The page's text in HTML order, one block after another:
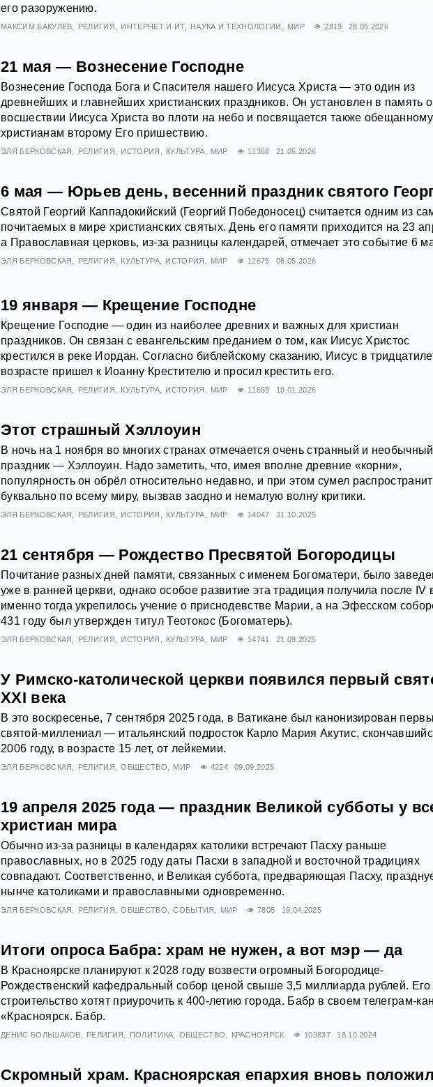
его разоружению.
МАКСИМ БАКУЛЕВ РЕЛИГИЯ ИНТЕРНЕТ И ИТ НАУКА И ТЕХНОЛОГИИ МИР 2819 28.05.2026
21 мая — Вознесение Господне
Вознесение Господа Бога и Спасителя нашего Иисуса Христа — это один из
древнейших и главнейших христианских праздников. Он установлен в память о
восшествии Иисуса Христа во плоти на небо и посвящается также обещанному
христианам второму Его пришествию.
ЭЛЯ БЕРКОВСКАЯ РЕЛИГИЯ ИСТОРИЯ КУЛЬТУРА МИР 11358 21.05.2026
6 мая — Юрьев день, весенний праздник святого
Святой Георгий Каппадокийский (Георгий Победоносец) считается одним из
почитаемых в мире христианских святых. День его памяти приходится на 23
а Православная церковь, из-за разницы календарей, отмечает это событие 6
ЭЛЯ БЕРКОВСКАЯ РЕЛИГИЯ КУЛЬТУРА ИСТОРИЯ МИР 12675 06.05.2026
19 января — Крещение Господне
Крещение Господне — один из наиболее древних и важных для христиан
праздников. Он связан с евангельским преданием о том, как Иисус Христос
крестился в реке Иордан. Согласно библейскому сказанию, Иисус в
возрасте пришел к Иоанну Крестителю и просил крестить его.
ЭЛЯ БЕРКОВСКАЯ РЕЛИГИЯ КУЛЬТУРА ИСТОРИЯ МИР 11659 19.01.2026
Этот страшный Хэллоуин
В ночь на 1 ноября во многих странах отмечается очень странный и необычный
праздник — Хэллоуин. Надо заметить, что, имея вполне древние «корни»,
популярность он обрёл относительно недавно, и при этом сумел
буквально по всему миру, вызвав заодно и немалую волну критики.
ЭЛЯ БЕРКОВСКАЯ РЕЛИГИЯ ИСТОРИЯ КУЛЬТУРА МИР 14047 31.10.2025
21 сентября — Рождество Пресвятой Богородицы
Почитание разных дней памяти, связанных с именем Богоматери, было
уже в ранней церкви, однако особое развитие эта традиция получила после IV
именно тогда укрепилось учение о приснодевстве Марии, а на Эфесском
431 году был утвержден титул Теотокос (Богоматерь).
ЭЛЯ БЕРКОВСКАЯ РЕЛИГИЯ ИСТОРИЯ КУЛЬТУРА МИР 14741 21.09.2025
У Римско-католической церкви появился первый
XXI века
В это воскресенье, 7 сентября 2025 года, в Ватикане был канонизирован
святой-миллениал — итальянский подросток Карло Мария Акутис,
2006 году, в возрасте 15 лет, от лейкемии.
ЭЛЯ БЕРКОВСКАЯ РЕЛИГИЯ ОБЩЕСТВО МИР 4224 09.09.2025
19 апреля 2025 года — праздник Великой субботы у
христиан мира
Обычно из-за разницы в календарях католики встречают Пасху раньше
православных, но в 2025 году даты Пасхи в западной и восточной традициях
совпадают. Соответственно, и Великая суббота, предваряющая Пасху,
нынче католиками и православными одновременно.
ЭЛЯ БЕРКОВСКАЯ РЕЛИГИЯ ОБЩЕСТВО СОБЫТИЯ МИР 7808 19.04.2025
Итоги опроса Бабра: храм не нужен, а вот мэр — да
В Красноярске планируют к 2028 году возвести огромный Богородице-
Рождественский кафедральный собор ценой свыше 3,5 миллиарда рублей. Его
строительство хотят приурочить к 400-летию города. Бабр в своем телеграм-
«Красноярск. Бабр.
ДЕНИС БОЛЬШАКОВ РЕЛИГИЯ ПОЛИТИКА ОБЩЕСТВО КРАСНОЯРСК 103837 18.10.2024
Скромный храм. Красноярская епархия вновь